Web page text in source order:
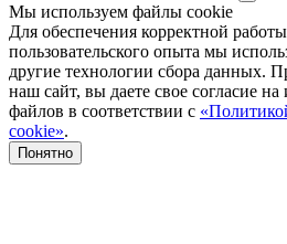
Мы используем файлы cookie
Для обеспечения корректной
пользовательского опыта мы
другие технологии сбора данных.
наш сайт, вы даете свое согласие
файлов в соответствии с
cookie».
Понятно